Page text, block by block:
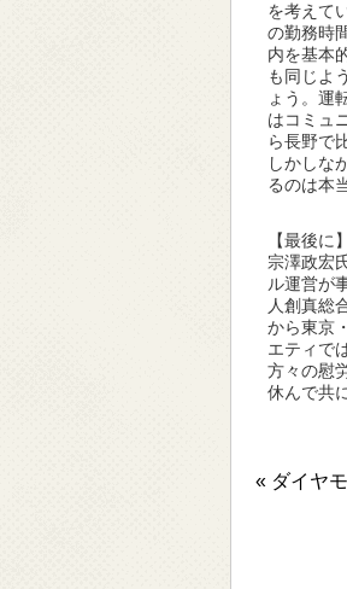
を考えて
の勤務時
内を基本
も同じよ
ょう。運
はコミュ
ら長野で
しかしな
るのは本
【最後に】
宗澤政宏
ル運営が
人創真総
から東京
エティで
方々の慰
休んで共
« ダイヤ